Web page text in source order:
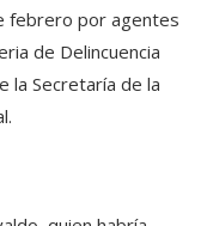
febrero por agentes
de Delincuencia
la Secretaría de la